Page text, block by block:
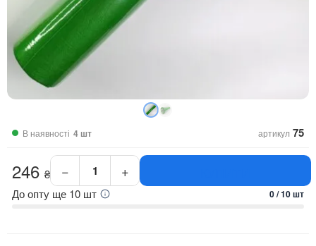
В наявності 4 шт артикул 75
246 ₴ −
Простирадла
одноразові
+
До опту ще 10 шт 0 / 10 шт